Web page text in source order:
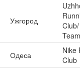
Ужгород
Team
Одеса
Nike
Club